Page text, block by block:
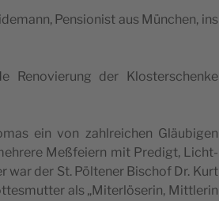
Pen­sio­nist aus Mün­chen, ins
Reno­vie­rung der Klos­ter­schen­ke
ein von zahl­rei­chen Gläu­bi­gen
Meß­fei­ern mit Pre­digt, Licht­
war der St. Pöl­te­ner Bischof Dr. Kurt
als „Mit­erlö­se­rin, Mitt­le­rin